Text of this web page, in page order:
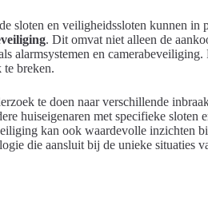
sloten en veiligheidssloten kunnen in
. Dit omvat niet alleen de
alarmsystemen en
te breken.
te doen naar verschillende
huiseigenaren met specifieke sloten
kan ook waardevolle inzichten
die aansluit bij de unieke situaties